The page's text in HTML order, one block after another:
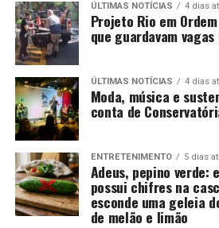
ÚLTIMAS NOTÍCIAS 4 dias
Projeto Rio em
que guardavam
ÚLTIMAS NOTÍCIAS 4 dias
Moda, música e
conta de
ENTRETENIMENTO 5 dias
Adeus, pepino
possui chifres na
esconde uma geleia
de melão e limão